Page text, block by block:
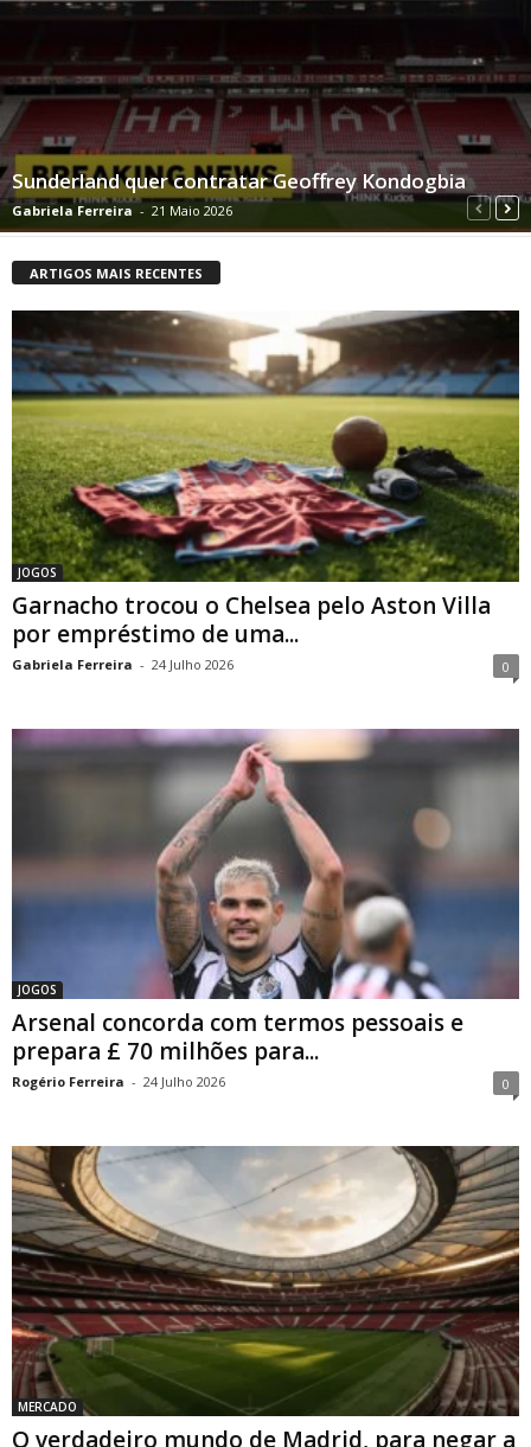
Sunderland quer contratar Geoffrey Kondogbia
Gabriela Ferreira - 21 Maio 2026
ARTIGOS MAIS RECENTES
JOGOS
Garnacho trocou o Chelsea pelo Aston Villa
por empréstimo de uma...
Gabriela Ferreira - 24 Julho 2026 0
JOGOS
Arsenal concorda com termos pessoais e
prepara £ 70 milhões para...
Rogério Ferreira - 24 Julho 2026 0
MERCADO
O verdadeiro mundo de Madrid, para negar a